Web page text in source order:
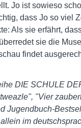
Jo ist sowieso
dass Jo so viel
Als sie erfährt,
sie die
findet
DIE SCHULE
"Vier
Jugendbuch-
im